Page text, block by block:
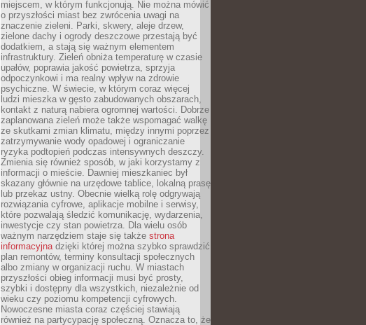
miejscem, w którym funkcjonują. Nie można mówić
o przyszłości miast bez zwrócenia uwagi na
znaczenie zieleni. Parki, skwery, aleje drzew,
zielone dachy i ogrody deszczowe przestają być
dodatkiem, a stają się ważnym elementem
infrastruktury. Zieleń obniża temperaturę w czasie
upałów, poprawia jakość powietrza, sprzyja
odpoczynkowi i ma realny wpływ na zdrowie
psychiczne. W świecie, w którym coraz więcej
ludzi mieszka w gęsto zabudowanych obszarach,
kontakt z naturą nabiera ogromnej wartości. Dobrze
zaplanowana zieleń może także wspomagać walkę
ze skutkami zmian klimatu, między innymi poprzez
zatrzymywanie wody opadowej i ograniczanie
ryzyka podtopień podczas intensywnych deszczy.
Zmienia się również sposób, w jaki korzystamy z
informacji o mieście. Dawniej mieszkaniec był
skazany głównie na urzędowe tablice, lokalną prasę
lub przekaz ustny. Obecnie wielką rolę odgrywają
rozwiązania cyfrowe, aplikacje mobilne i serwisy,
które pozwalają śledzić komunikację, wydarzenia,
inwestycje czy stan powietrza. Dla wielu osób
ważnym narzędziem staje się także strona
informacyjnadzięki której można szybko sprawdzić
plan remontów, terminy konsultacji społecznych
albo zmiany w organizacji ruchu. W miastach
przyszłości obieg informacji musi być prosty,
szybki i dostępny dla wszystkich, niezależnie od
wieku czy poziomu kompetencji cyfrowych.
Nowoczesne miasta coraz częściej stawiają
również na partycypację społeczną. Oznacza to, że